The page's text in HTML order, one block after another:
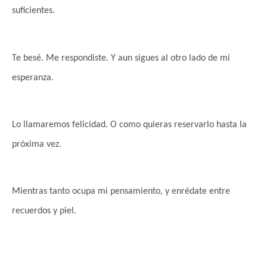
suficientes.
Te besé. Me respondiste. Y aun sigues al otro lado de mi
esperanza.
Lo llamaremos felicidad. O como quieras reservarlo hasta la
próxima vez.
Mientras tanto ocupa mi pensamiento, y enrédate entre
recuerdos y piel.